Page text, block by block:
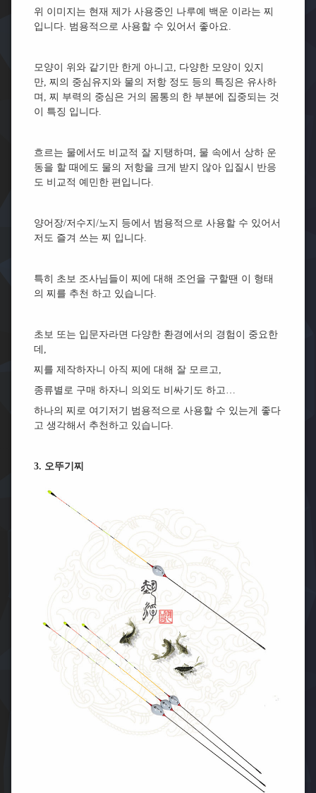
위 이미지는 현재 제가 사용중인 나루예 백운 이라는 찌
입니다. 범용적으로 사용할 수 있어서 좋아요.
모양이 위와 같기만 한게 아니고, 다양한 모양이 있지
만, 찌의 중심유지와 물의 저항 정도 등의 특징은 유사하
며, 찌 부력의 중심은 거의 몸통의 한 부분에 집중되는 것
이 특징 입니다.
흐르는 물에서도 비교적 잘 지탱하며, 물 속에서 상하 운
동을 할 때에도 물의 저항을 크게 받지 않아 입질시 반응
도 비교적 예민한 편입니다.
양어장/저수지/노지 등에서 범용적으로 사용할 수 있어서
저도 즐겨 쓰는 찌 입니다.
특히 초보 조사님들이 찌에 대해 조언을 구할땐 이 형태
의 찌를 추천 하고 있습니다.
초보 또는 입문자라면 다양한 환경에서의 경험이 중요한
데,
찌를 제작하자니 아직 찌에 대해 잘 모르고,
종류별로 구매 하자니 의외도 비싸기도 하고…
하나의 찌로 여기저기 범용적으로 사용할 수 있는게 좋다
고 생각해서 추천하고 있습니다.
3. 오뚜기찌